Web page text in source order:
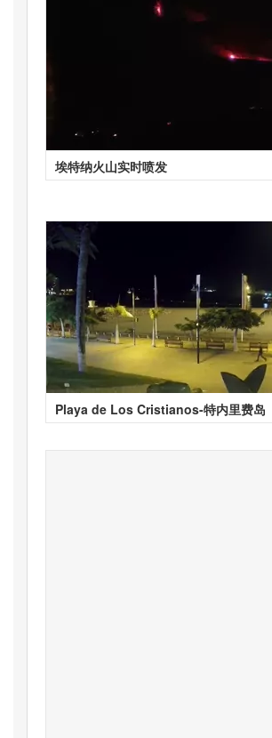
埃特纳火山实时喷发
Playa de Los Cristianos-特内里费岛